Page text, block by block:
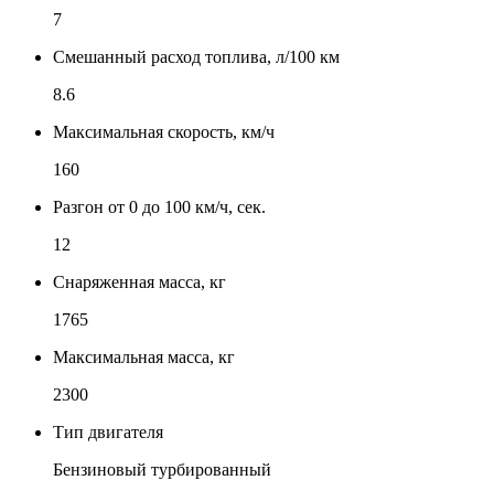
7
Смешанный расход топлива, л/100 км
8.6
Максимальная скорость, км/ч
160
Разгон от 0 до 100 км/ч, сек.
12
Снаряженная масса, кг
1765
Максимальная масса, кг
2300
Тип двигателя
Бензиновый турбированный